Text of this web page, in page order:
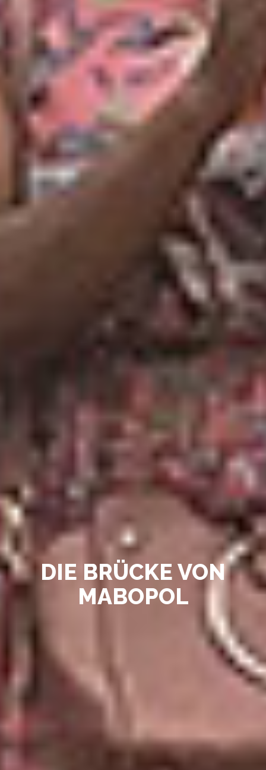
DIE BRÜCKE VON
MABOPOL